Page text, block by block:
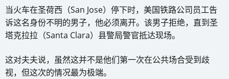
当火车在圣荷西（San Jose）停下时，美国铁路公司员工告
诉这名身份不明的男子，他必须离开。该男子拒绝，直到圣
塔克拉拉（Santa Clara）县警局警官抵达现场。
这对夫夫说，虽然这并不是他们第一次在公共场合受到歧
视，但这次的情况最为极端。